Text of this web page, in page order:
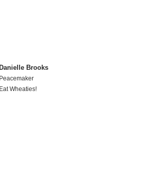
Danielle Brooks
Peacemaker
Eat Wheaties!